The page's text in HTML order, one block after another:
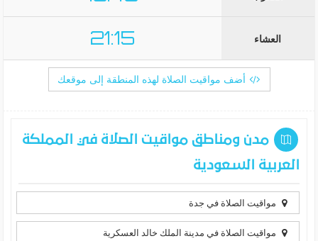
العشاء
21:15
أضف مواقيت الصلاة لهذه المنطقة إلى موقعك
مدن ومناطق مواقيت الصلاة في المملكة
العربية السعودية
مواقيت الصلاة في جدة
مواقيت الصلاة في مدينة الملك خالد العسكرية